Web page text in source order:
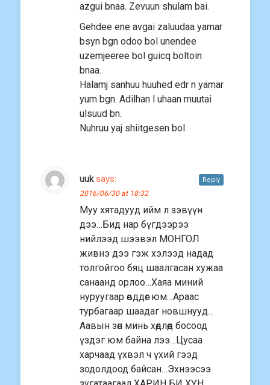
azgui bnaa. Zevuun shulam bai.
Gehdee ene avgai zaluudaa yamar
bsyn bgn odoo bol unendee
uzemjeeree bol guicq boltoin
bnaa.
Halamj sanhuu huuhed edr n yamar
yum bgn. Adilhan l uhaan muutai
ulsuud bn.
Nuhruu yaj shiitgesen bol
uuk says:
2016/06/30 at 18:32
Муу хятадууд ийм л зэвүүн
дээ…Бид нар бүгдээрээ
нийлээд шээвэл МОНГОЛ
живнэ дээ гэж хэлээд надад
толгойгоо бяц шаалгасан хужаа
санаанд орлоо…Хаяа миний
нуруугаар өвддөг юм…Араас
турбагаар шаадаг новшнууд…
Аавын зөн минь xөдлөөд босоод
үздэг юм байна лээ…Цусаа
харчаад үхвэл ч үxий гээд
зодолдоод байсан…Эxнээсээ
Reply